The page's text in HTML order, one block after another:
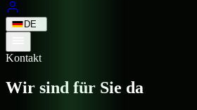
DE
Kontakt
Wir sind für Sie da